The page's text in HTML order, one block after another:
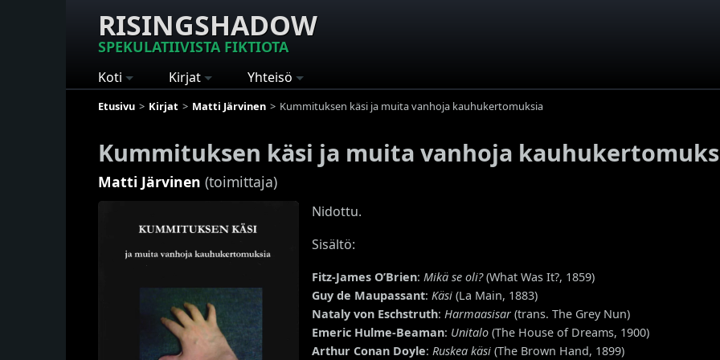
RISINGSHADOW
SPEKULATIIVISTA FIKTIOTA
Koti Kirjat Yhteisö
Etusivu Kirjat Matti Järvinen Kummituksen käsi ja muita vanhoja kauhukertomuksia
Kummituksen käsi ja muita vanhoja
Matti Järvinen (toimittaja)
Nidottu.
Sisältö:
Fitz-James O’Brien: Mikä se oli?(What Was It?, 1859)
Guy de Maupassant: Käsi (La Main, 1883)
Nataly von Eschstruth: Harmaasisar (trans. The Grey Nun)
Emeric Hulme-Beaman: Unitalo (The House of Dreams, 1900)
Arthur Conan Doyle: Ruskea käsi (The Brown Hand, 1899)